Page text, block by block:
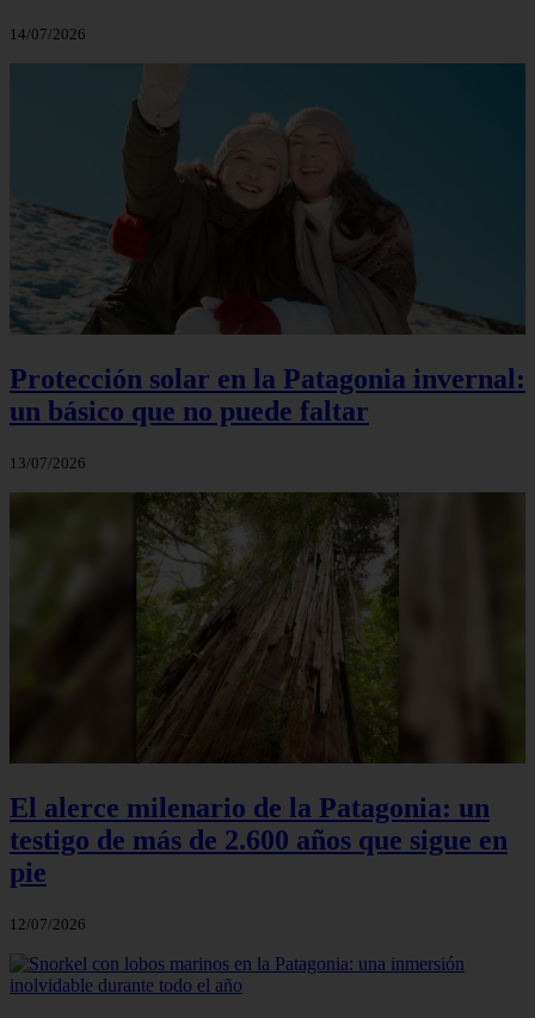
14/07/2026
Protección solar en la Patagonia invernal:
un básico que no puede faltar
13/07/2026
El alerce milenario de la Patagonia: un
testigo de más de 2.600 años que sigue en
pie
12/07/2026